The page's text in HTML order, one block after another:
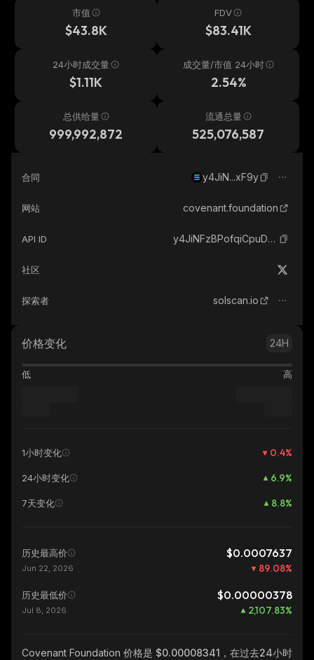
市值
$43.8K
FDV
$83.41K
24小时成交量
$1.11K
成交量/市值 24小时
2.54%
总供给量
999,992,872
流通总量
525,076,587
合同 y4JiN...xF9y
网站 covenant.foundation
API ID y4JiNFzBPofqiCpuDTcVq11nhUDQoDzeK1UBCoXxF9y_solana
社区
探索者 solscan.io
价格变化 24H
低 高
1小时变化 0.4%
24小时变化 6.9%
7天变化 8.8%
历史最高价 $0.0007637
Jun 22, 2026 89.08%
历史最低价 $0.00000378
Jul 8, 2026 2,107.83%
Covenant Foundation 价格是 $0.00008341，在过去24小时